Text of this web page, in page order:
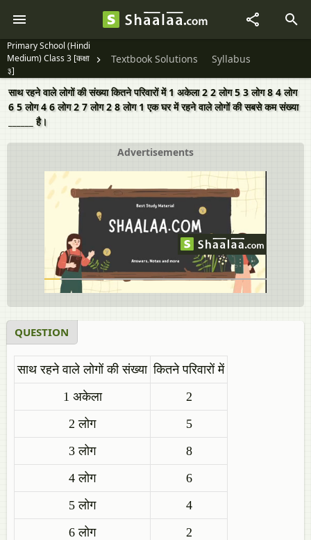
Primary School (Hindi
Medium) Class 3 [कक्षा
३]
Textbook Solutions Syllabus
साथ रहने वाले लोगों की संख्या कितने परिवारों में 1 अकेला 2 2 लोग 5 3 लोग 8 4 लोग
6 5 लोग 4 6 लोग 2 7 लोग 2 8 लोग 1 एक घर में रहने वाले लोगों की सबसे कम संख्या
______ है।
Advertisements
QUESTION
साथ रहने वाले लोगों की संख्या कितने परिवारों में
1 अकेला
2
2 लोग
5
3 लोग
8
4 लोग
6
5 लोग
4
6 लोग
2